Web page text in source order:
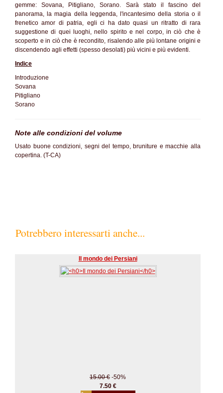
gemme: Sovana, Pitigliano, Sorano. Sarà stato il fascino del
panorama, la magia della leggenda, l'incantesimo della storia o il
frenetico amor di patria, egli ci ha dato quasi un ritratto di rara
suggestione di quei luoghi, nello spirito e nel corpo, in ciò che è
scoperto e in ciò che è recondito, risalendo alle più lontane origini e
discendendo agli effetti (spesso desolati) più vicini e più evidenti.
Indice
Introduzione
Sovana
Pitigliano
Sorano
Note alle condizioni del volume
Usato buone condizioni, segni del tempo, bruniture e macchie alla
copertina. (T-CA)
Potrebbero interessarti anche...
Il mondo dei Persiani
15.00 € -50%
7.50 €